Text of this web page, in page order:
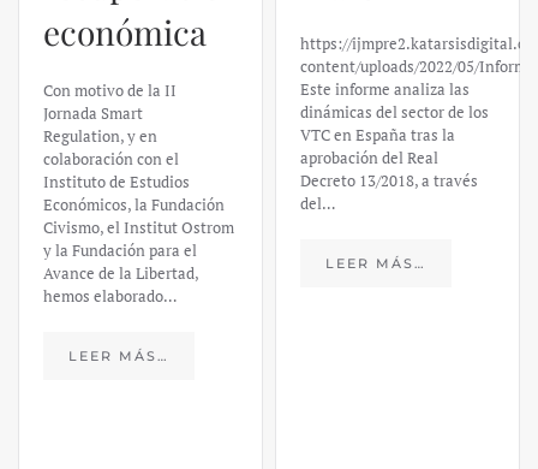
https://ijmpre2.katarsisdigital.com/wp-
content/uploads/2022/05/Informe_sobre_las_VTC.pdf
Este informe analiza las
dinámicas del sector de los
VTC en España tras la
aprobación del Real
Decreto 13/2018, a través
del…
LEER MÁS…
Silicon
Valley Bank:
un análisis
financiero –
Daniel
Fernández